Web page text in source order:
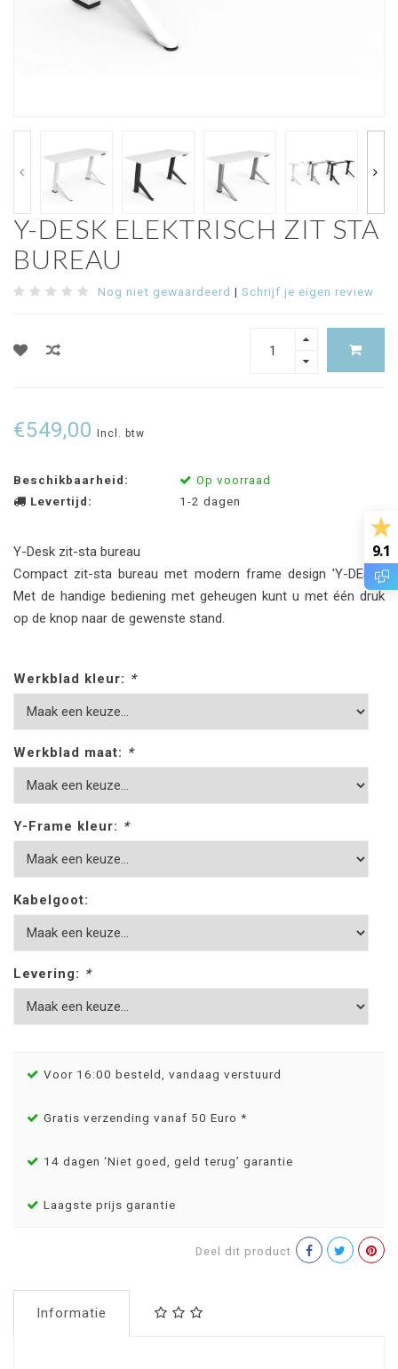
Y-DESK ELEKTRISCH ZIT STA
BUREAU
Nog niet gewaardeerd | Schrijf je eigen review
€549,00 Incl. btw
Beschikbaarheid:
Op voorraad
Levertijd:
1-2 dagen
Y-Desk zit-sta bureau
Compact zit-sta bureau met modern frame design 'Y-DESK'.
Met de handige bediening met geheugen kunt u met één druk
op de knop naar de gewenste stand.
Werkblad kleur: *
Werkblad maat: *
Y-Frame kleur: *
Kabelgoot:
Levering: *
Voor 16:00 besteld, vandaag verstuurd
Gratis verzending vanaf 50 Euro *
14 dagen ‘Niet goed, geld terug’ garantie
Laagste prijs garantie
Deel dit product
Informatie
9.1